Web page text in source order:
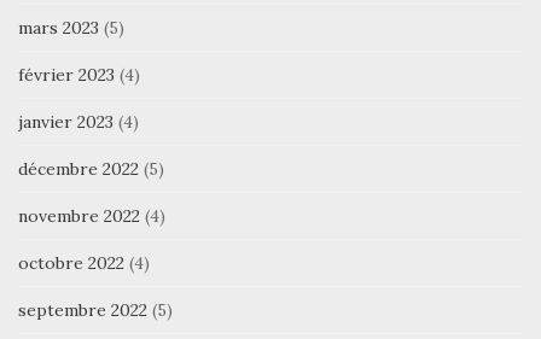
mars 2023 (5)
février 2023 (4)
janvier 2023 (4)
décembre 2022 (5)
novembre 2022 (4)
octobre 2022 (4)
septembre 2022 (5)